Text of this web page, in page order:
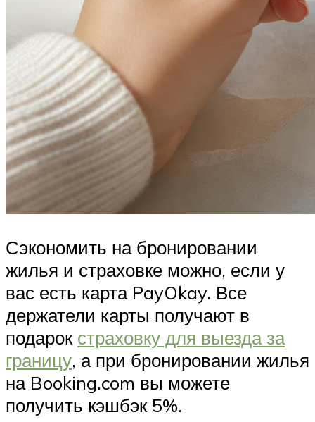
Сэкономить на бронировании
жилья и страховке можно, если у
вас есть карта PayOkay. Все
держатели карты получают в
подарок страховку для выезда за
границу, а при бронировании жилья
на Booking.com вы можете
получить кэшбэк 5%.